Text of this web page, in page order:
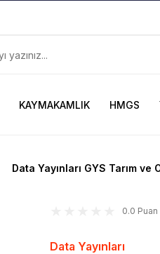
KAYMAKAMLIK HMGS
Data Yayınları GYS Tarım ve
0.0
Data Yayınları